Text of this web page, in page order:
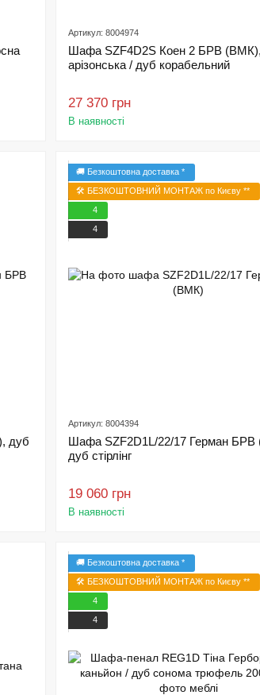
Артикул: 8004974
Шафа SZF4D2S Коен 2 БРВ
арізонська / дуб корабельний
27 370 грн
В наявності
дуб
🚚 Безкоштовна доставка *
🛠️ БЕЗКОШТОВНИЙ МОНТАЖ по Києву **
4
4
Артикул: 8004394
Шафа SZF2D1L/22/17 Герман
дуб стірлінг
19 060 грн
В наявності
🚚 Безкоштовна доставка *
🛠️ БЕЗКОШТОВНИЙ МОНТАЖ по Києву **
4
4